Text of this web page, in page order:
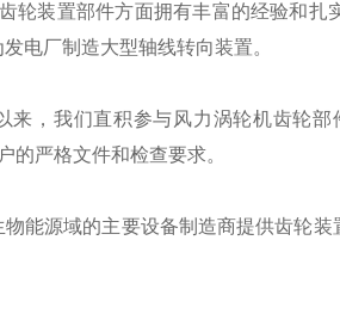
轮装置部件方面拥有丰富的经验和
电厂制造大型轴线转向装置。
来，我们直积参与风力涡轮机齿轮
的严格文件和检查要求。
能源域的主要设备制造商提供齿轮